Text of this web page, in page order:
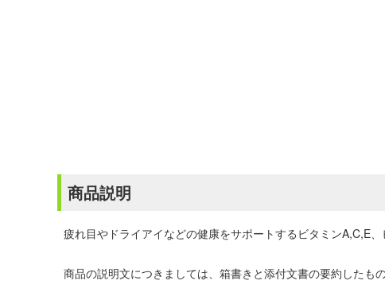
商品説明
疲れ目やドライアイなどの健康をサポートするビタミンA,C,E
商品の説明文につきましては、箱書きと添付文書の要約したも